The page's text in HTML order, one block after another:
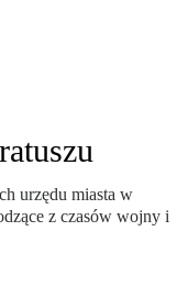
urzędu miasta w
z czasów wojny i